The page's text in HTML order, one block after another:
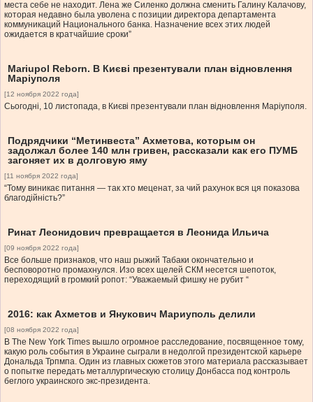
места себе не находит. Лена же Силенко должна сменить Галину Калачову,
которая недавно была уволена с позиции директора департамента
коммуникаций Национального банка. Назначение всех этих людей
ожидается в кратчайшие сроки”
Mariupol Reborn. В Києві презентували план відновлення
Маріуполя
[12 ноября 2022 года]
Сьогодні, 10 листопада, в Києві презентували план відновлення Маріуполя.
Подрядчики “Метинвеста” Ахметова, которым он
задолжал более 140 млн гривен, рассказали как его ПУМБ
загоняет их в долговую яму
[11 ноября 2022 года]
“Тому виникає питання — так хто меценат, за чий рахунок вся ця показова
благодійність?”
Ринат Леонидович превращается в Леонида Ильича
[09 ноября 2022 года]
Все больше признаков, что наш рыжий Табаки окончательно и
бесповоротно промахнулся. Изо всех щелей СКМ несется шепоток,
переходящий в громкий ропот: “Уважаемый фишку не рубит “
2016: как Ахметов и Янукович Мариуполь делили
[08 ноября 2022 года]
В The New York Times вышло огромное расследование, посвященное тому,
какую роль события в Украине сыграли в недолгой президентской карьере
Дональда Трпмпа. Один из главных сюжетов этого материала рассказывает
о попытке передать металлургическую столицу Донбасса под контроль
беглого украинского экс-президента.